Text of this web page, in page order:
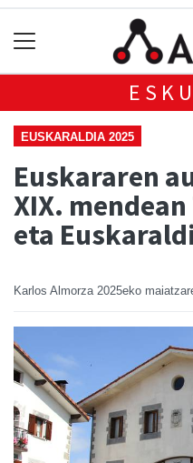
EUSKARALDIA 2025
Euskararen
XIX.
eta
Karlos Almorza 2025eko